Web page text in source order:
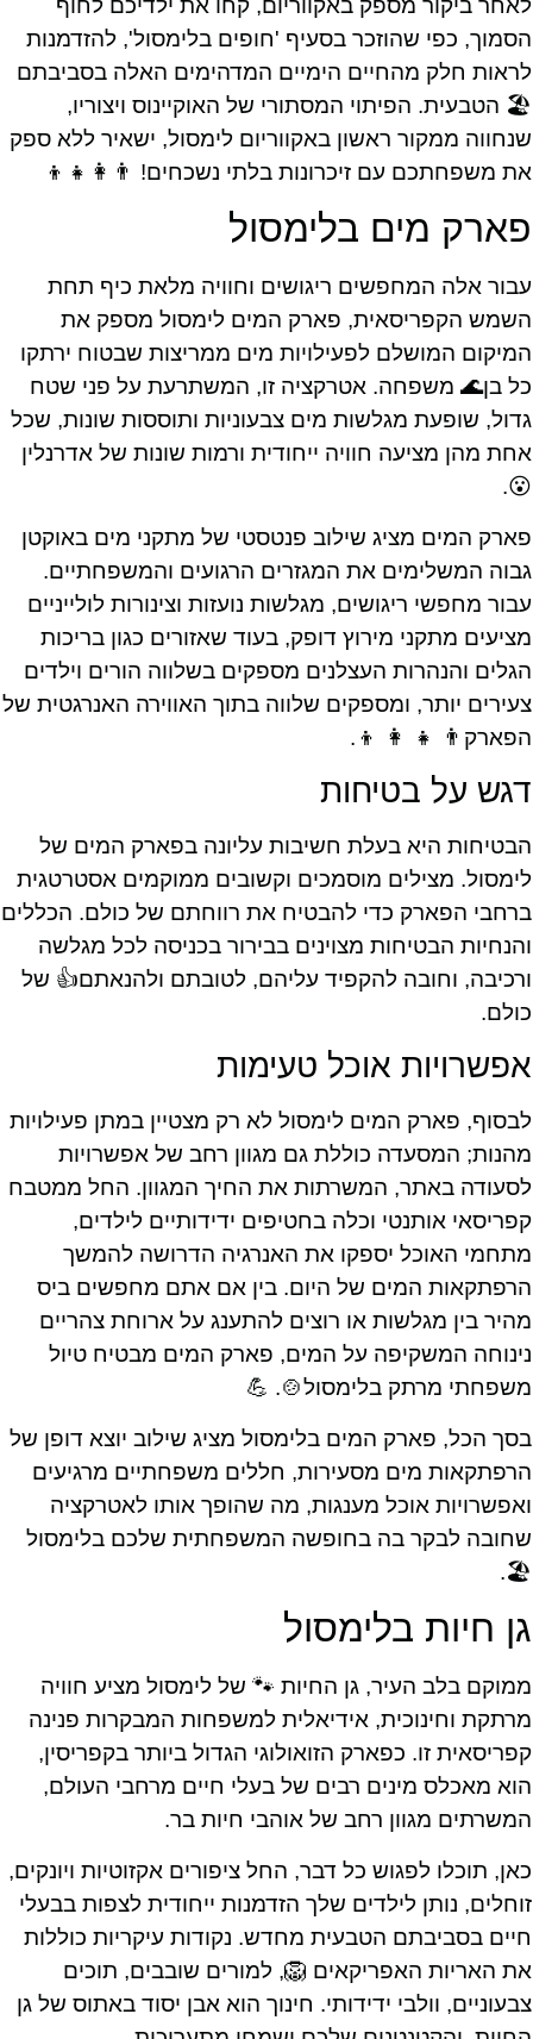
לאחר ביקור מספק באקווריום, קחו את ילדיכם לחוף
הסמוך, כפי שהוזכר בסעיף 'חופים בלימסול', להזדמנות
לראות חלק מהחיים הימיים המדהימים האלה בסביבתם
🏖️ הטבעית. הפיתוי המסתורי של האוקיינוס ויצוריו,
שנחווה ממקור ראשון באקווריום לימסול, ישאיר ללא ספק
את משפחתכם עם זיכרונות בלתי נשכחים! 👨‍👩‍👧‍👦
פארק מים בלימסול
עבור אלה המחפשים ריגושים וחוויה מלאת כיף תחת
השמש הקפריסאית, פארק המים לימסול מספק את
המיקום המושלם לפעילויות מים ממריצות שבטוח ירתקו
כל בן🌊 משפחה. אטרקציה זו, המשתרעת על פני שטח
גדול, שופעת מגלשות מים צבעוניות ותוססות שונות, שכל
אחת מהן מציעה חוויה ייחודית ורמות שונות של אדרנלין
😮.
פארק המים מציג שילוב פנטסטי של מתקני מים באוקטן
גבוה המשלימים את המגזרים הרגועים והמשפחתיים.
עבור מחפשי ריגושים, מגלשות נועזות וצינורות לולייניים
מציעים מתקני מירוץ דופק, בעוד שאזורים כגון בריכות
הגלים והנהרות העצלנים מספקים בשלווה הורים וילדים
צעירים יותר, ומספקים שלווה בתוך האווירה האנרגטית של
הפארק👨 👧 👩 👦.
דגש על בטיחות
הבטיחות היא בעלת חשיבות עליונה בפארק המים של
לימסול. מצילים מוסמכים וקשובים ממוקמים אסטרטגית
ברחבי הפארק כדי להבטיח את רווחתם של כולם. הכללים
והנחיות הבטיחות מצוינים בבירור בכניסה לכל מגלשה
ורכיבה, וחובה להקפיד עליהם, לטובתם ולהנאתם👍 של
כולם.
אפשרויות אוכל טעימות
לבסוף, פארק המים לימסול לא רק מצטיין במתן פעילויות
מהנות; המסעדה כוללת גם מגוון רחב של אפשרויות
לסעודה באתר, המשרתות את החיך המגוון. החל ממטבח
קפריסאי אותנטי וכלה בחטיפים ידידותיים לילדים,
מתחמי האוכל יספקו את האנרגיה הדרושה להמשך
הרפתקאות המים של היום. בין אם אתם מחפשים ביס
מהיר בין מגלשות או רוצים להתענג על ארוחת צהריים
נינוחה המשקיפה על המים, פארק המים מבטיח טיול
משפחתי מרתק בלימסול🍲. 💪
בסך הכל, פארק המים בלימסול מציג שילוב יוצא דופן של
הרפתקאות מים מסעירות, חללים משפחתיים מרגיעים
ואפשרויות אוכל מענגות, מה שהופך אותו לאטרקציה
שחובה לבקר בה בחופשה המשפחתית שלכם בלימסול
🏖.
גן חיות בלימסול
ממוקם בלב העיר, גן החיות 🐾 של לימסול מציע חוויה
מרתקת וחינוכית, אידיאלית למשפחות המבקרות פנינה
קפריסאית זו. כפארק הזואולוגי הגדול ביותר בקפריסין,
הוא מאכלס מינים רבים של בעלי חיים מרחבי העולם,
המשרתים מגוון רחב של אוהבי חיות בר.
כאן, תוכלו לפגוש כל דבר, החל ציפורים אקזוטיות ויונקים,
זוחלים, נותן לילדים שלך הזדמנות ייחודית לצפות בבעלי
חיים בסביבתם הטבעית מחדש. נקודות עיקריות כוללות
את האריות האפריקאים 🦁, למורים שובבים, תוכים
צבעוניים, וולבי ידידותי. חינוך הוא אבן יסוד באתוס של גן